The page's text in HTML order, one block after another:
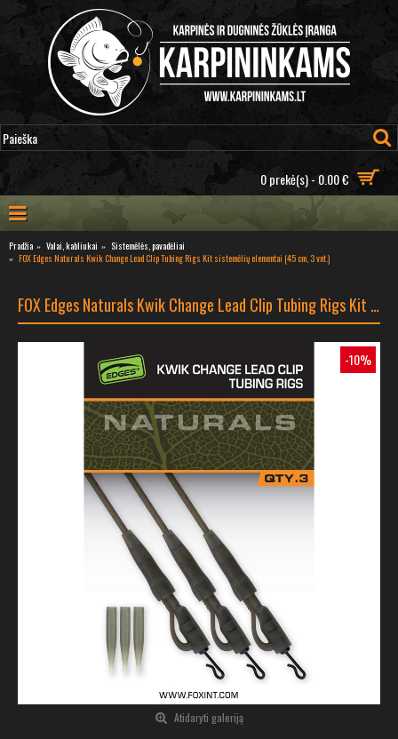
0 prekė(s) - 0.00 €
Pradžia Valai, kabliukai
Sistemėlės, pavadėliai
FOX Edges Naturals Kwik Change Lead Clip Tubing Rigs Kit sistemėlių elementai (45 cm, 3 vnt.)
FOX Edges Naturals Kwik Change Lead Clip Tubing Rigs Kit sistemėlių elementai (45 cm, 3 vnt.)
-10%
Atidaryti galeriją